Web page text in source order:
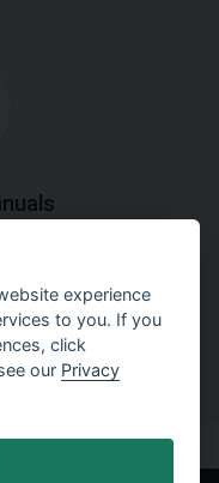
how
experience
to you. If you
click
our Privacy